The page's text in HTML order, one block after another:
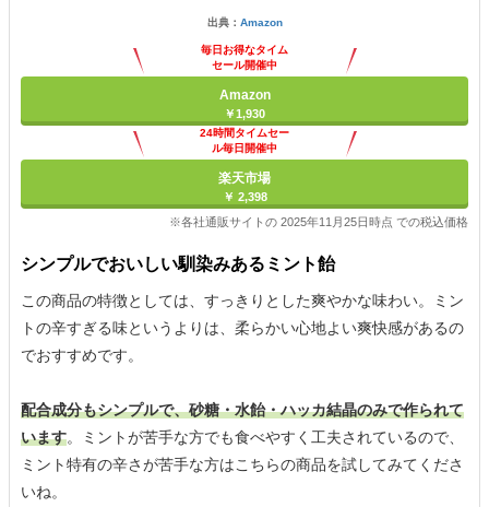
出典： Amazon
毎日お得なタイム
セール開催中
Amazon
￥1,930
24時間タイムセー
ル毎日開催中
楽天市場
￥ 2,398
※各社通販サイトの 2025年11月25日時点 での税込価格
シンプルでおいしい馴染みあるミント飴
この商品の特徴としては、すっきりとした爽やかな味わい。ミン
トの辛すぎる味というよりは、柔らかい心地よい爽快感があるの
でおすすめです。
配合成分もシンプルで、砂糖・水飴・ハッカ結晶のみで作られて
います。ミントが苦手な方でも食べやすく工夫されているので、
ミント特有の辛さが苦手な方はこちらの商品を試してみてくださ
いね。